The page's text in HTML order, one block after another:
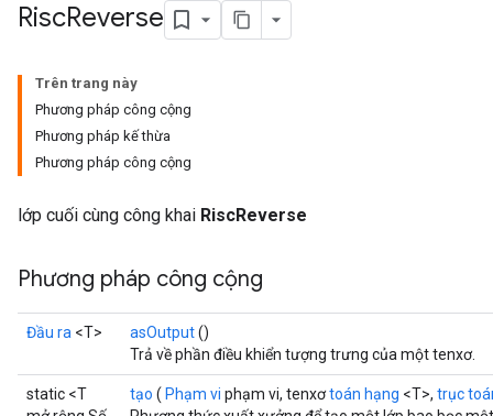
RiscReverse
Trên trang này
Phương pháp công cộng
Phương pháp kế thừa
Phương pháp công cộng
lớp cuối cùng công khai RiscReverse
Phương pháp công cộng
Đầu ra <T> asOutput()
Trả về phần điều khiển tượng trưng của một tenxơ.
static <T
tạo ( Phạm vi phạm vi, tenxơtoán hạng <T>, trục